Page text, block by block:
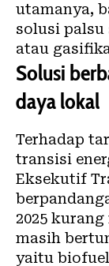
utamanya,
solusi
atau
Solusi
daya lokal
Terhadap
transisi
Eksekutif
2025
masih
yaitu